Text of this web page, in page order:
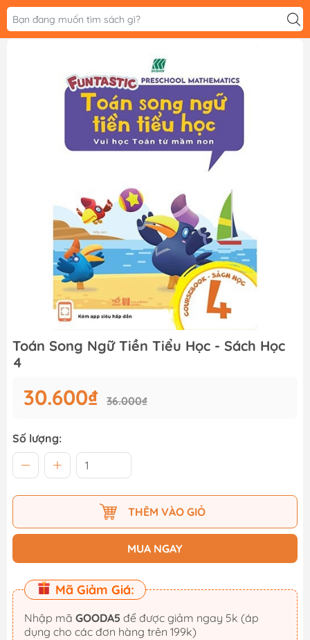
Toán Song Ngữ Tiền Tiểu Học - Sách Học
4
30.600₫ 36.000₫
Số lượng:
THÊM VÀO GIỎ
MUA NGAY
Mã Giảm Giá:
Nhập mã GOODA5
dụng cho các đơn hàng trên 199k)